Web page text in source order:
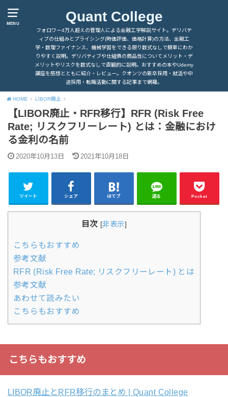
MENU Quant College
フォロワー4万人超えの管理人による金融工学解説サイト。デリバテ
ィブの仕組みとプライシング(時価評価、価格計算)の方法、金融工
学・数理ファイナンス、機械学習をできる限り数式なしで簡単にわか
りやすく説明。デリバティブや仕組債の商品性についてメリット・デ
メリットやリスクを数式なしで直観的に説明。おすすめの本やUdemy
講座を感想とともに紹介・レビュー。クオンツの新卒採用・就活や中
途採用・転職活動に関する記事まで網羅。
HOME LIBOR廃止
【LIBOR廃止・RFR移行】RFR (Risk Free
Rate; リスクフリーレート) とは：金融におけ
る金利の名前
2020年10月13日 2021年10月18日
ツイート シェア はてブ 送る Pocket
目次 [非表示]
こちらもおすすめ
参考文献
RFR (Risk Free Rate; リスクフリーレート) とは
参考文献
あわせて読みたい
こちらもおすすめ
こちらもおすすめ
LIBOR廃止とRFR移行のまとめ | Quant College